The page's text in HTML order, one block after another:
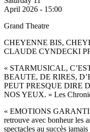
April 2026 - 15:00
Grand Theatre
CHEYENNE BIS,
CLAUDE CYNDECKI
« STARMUSICAL,
BEAUTE, DE RIRES,
PEUT PRESQUE DIRE
NOS YEUX. » Les
« EMOTIONS
retrouve avec bonheur les
spectacles au succès